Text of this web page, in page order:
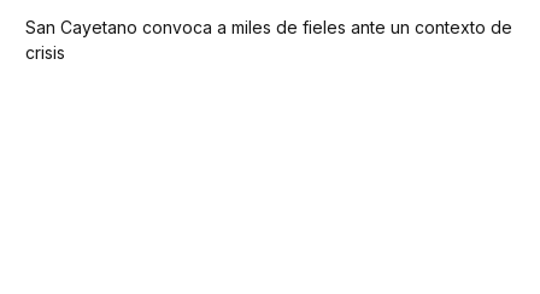
San Cayetano convoca a miles de fieles ante un contexto de
crisis